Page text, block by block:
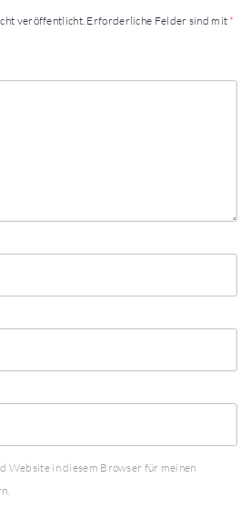
veröffentlicht. Erforderliche Felder sind mit *
Website in diesem Browser für meinen